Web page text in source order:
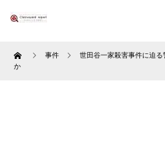
Home 事件
世田谷一家殺害事件に迫
か